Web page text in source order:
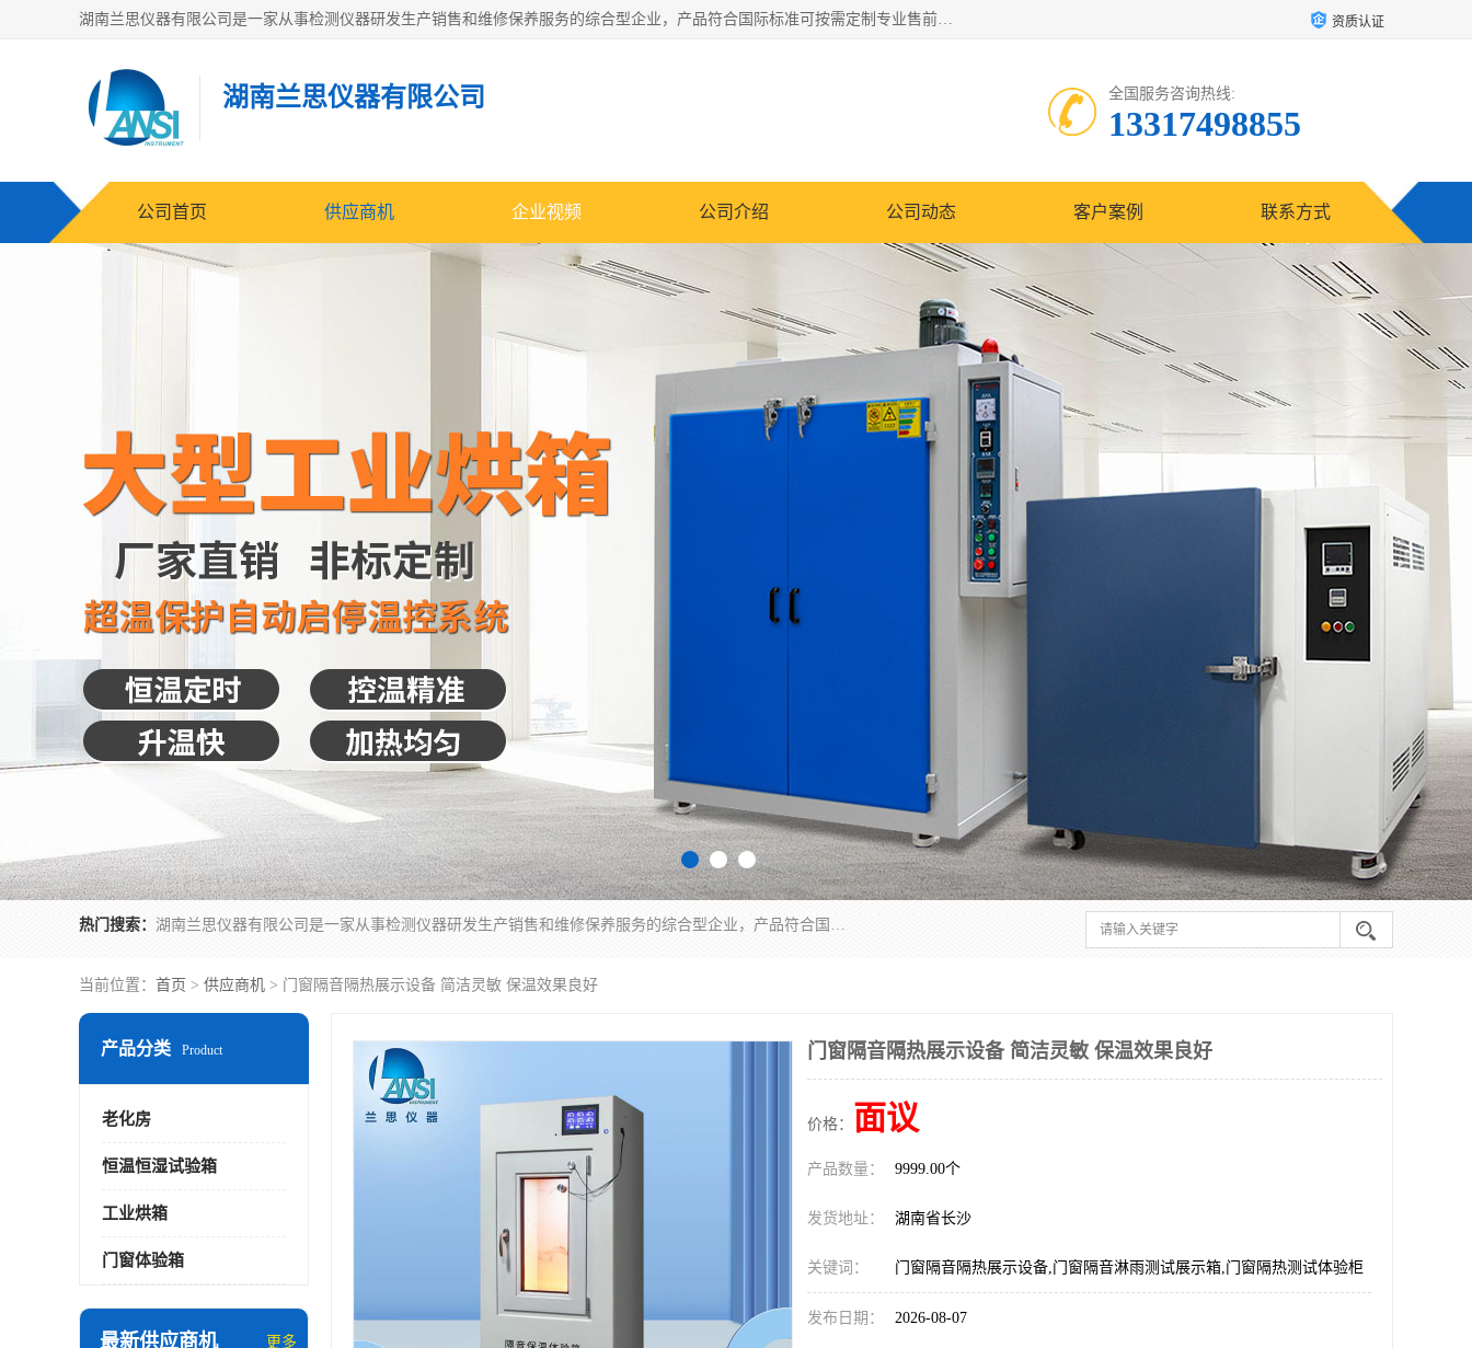
湖南兰思仪器有限公司是一家从事检测仪器研发生产销售和维修保养服务的综合型企业，产品符合国际标准可按需定制专业售前售后工程师，主要有门窗性能体验箱、门窗隔音展示箱、恒温恒湿试验箱、步入式恒温恒湿房、高低温试验箱、老化试验箱、老化试验房、恒温恒湿培养箱、水泥标准养护试验箱、电热鼓风干燥试验箱、真空干燥箱、工业烤箱、盐雾腐蚀试验箱等。 资质认证
湖南兰思仪器有限公司 全国服务咨询热线:
13317498855
公司首页 供应商机 企业视频 公司介绍 公司动态 客户案例 联系方式
热门搜索： 湖南兰思仪器有限公司是一家从事检测仪器研发生产销售和维修保养服务的综合型企业，产品符合国际标准可按需定制专业售前售后工程师，主要有门窗性能体验箱、门窗隔音展示箱、恒温恒湿试验箱、步入式恒温恒湿房、高低温试验箱、老化试验箱、老化试验房、恒温恒湿培养箱、水泥标准养护试验箱、电热鼓风干燥试验箱、真空干燥箱、工业烤箱、盐雾腐蚀试验箱等。
当前位置： 首页 > 供应商机 > 门窗隔音隔热展示设备 简洁灵敏 保温效果良好
产品分类 Product
老化房
恒温恒湿试验箱
工业烘箱
门窗体验箱
最新供应商机 更多
门窗隔音隔热展示设备 简洁灵敏 保温效果良好
价格： 面议
产品数量： 9999.00个
发货地址： 湖南省长沙
关键词： 门窗隔音隔热展示设备,门窗隔音淋雨测试展示箱,门窗隔热测试体验柜
发布日期： 2026-08-07